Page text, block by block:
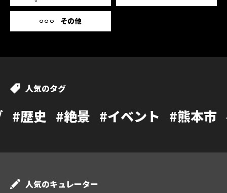
その他
人気のタグ
絶景 #イベント #熊本市 #カフェ
人気のキュレーター